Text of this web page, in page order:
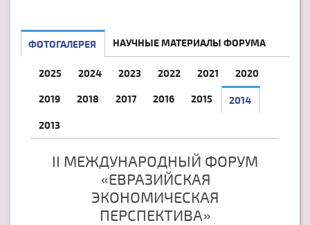
ФОТОГАЛЕРЕЯ НАУЧНЫЕ МАТЕРИАЛЫ ФОРУМА
2025 2024 2023 2022 2021 2020
2019 2018 2017 2016 2015 2014
2013
II МЕЖДУНАРОДНЫЙ ФОРУМ
«ЕВРАЗИЙСКАЯ
ЭКОНОМИЧЕСКАЯ
ПЕРСПЕКТИВА»